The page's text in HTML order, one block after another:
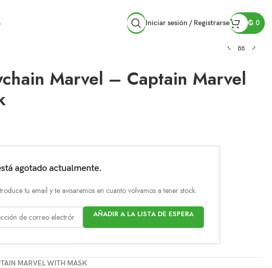
Iniciar sesión / Registrarse ₲ 0
Marvel – Captain Marvel
agotado actualmente.
tu email y te avisaremos en cuanto volvamos a tener stock.
AÑADIR A LA LISTA DE ESPERA
MARVEL WITH MASK